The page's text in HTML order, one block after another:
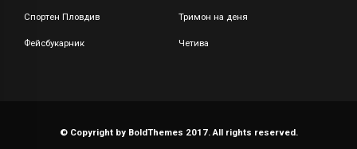
Спортен Пловдив Тримон на деня
Фейсбукарник Четива
© Copyright by BoldThemes 2017. All rights reserved.